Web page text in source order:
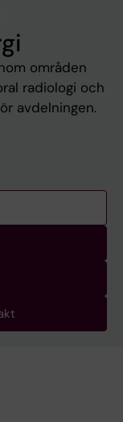
områden
radiologi och
avdelningen.